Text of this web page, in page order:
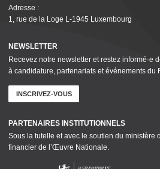
Adresse :
1, rue de la Loge L‑1945 Luxembourg
NEWSLETTER
Recevez notre newsletter et restez informé·e
à candidature, parte­nar­i­ats et événements du
INSCRIVEZ-VOUS
PARTENAIRES INSTI­TU­TION­NELS
Sous la tutelle et avec le soutien du ministère
financier de l’Œuvre Nationale.